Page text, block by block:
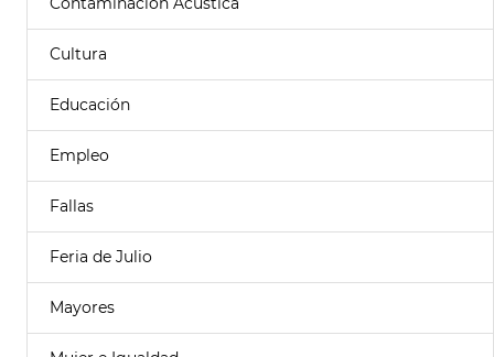
Cultura
Educación
Empleo
Fallas
Feria de Julio
Mayores